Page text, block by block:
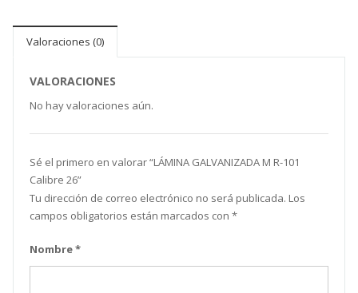
Valoraciones (0)
VALORACIONES
No hay valoraciones aún.
Sé el primero en valorar “LÁMINA GALVANIZADA M R-101
Calibre 26”
Tu dirección de correo electrónico no será publicada. Los
campos obligatorios están marcados con *
Nombre*